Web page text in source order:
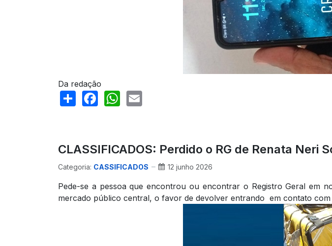
Da redação
ShareFacebook
WhatsApp
CLASSIFICADOS: Perdido o RG de Renata Neri
Categoria: CASSIFICADOS 12 junho 2026
Pede-se a pessoa que encontrou ou encontrar o Registro Geral em
mercado público central, o favor de devolver entrando em contato